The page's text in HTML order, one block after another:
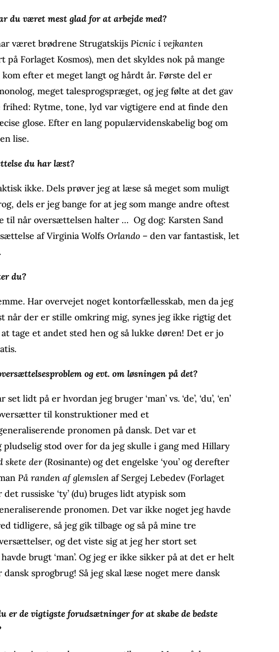
du været mest glad for at arbejde med?
været brødrene StrugatskijsPicnic i vejkanten
på Forlaget Kosmos), men det skyldes nok på mange
efter et meget langt og hårdt år. Første del er
meget talesprogspræget, og jeg følte at det gav
Rytme, tone, lyd var vigtigere end at finde den
glose. Efter en lang populærvidenskabelig bog om
lise.
du har læst?
ikke. Dels prøver jeg at læse så meget som muligt
dels er jeg bange for at jeg som mange andre oftest
til når oversættelsen halter … Og dog: Karsten Sand
af Virginia WolfsOrlando – den var fantastisk, let
du?
Har overvejet noget kontorfællesskab, men da jeg
når der er stille omkring mig, synes jeg ikke rigtig det
tage et andet sted hen og så lukke døren! Det er jo
og evt. om løsningen på det?
lidt på er hvordan jeg bruger ‘man’ vs. ‘de’, ‘du’, ‘en’
til konstruktioner med et
pronomen på dansk. Det var et
pludselig stod over for da jeg skulle i gang med Hillary
skete der(Rosinante) og det engelske ‘you’ og derefter
På randen af glemslen af Sergej Lebedev (Forlaget
det russiske ‘ty’ (du) bruges lidt atypisk som
pronomen. Det var ikke noget jeg havde
tidligere, så jeg gik tilbage og så på mine tre
og det viste sig at jeg her stort set
brugt ‘man’. Og jeg er ikke sikker på at det er helt
sprogbrug! Så jeg skal læse noget mere dansk
er de vigtigste forudsætninger for at skabe de bedste